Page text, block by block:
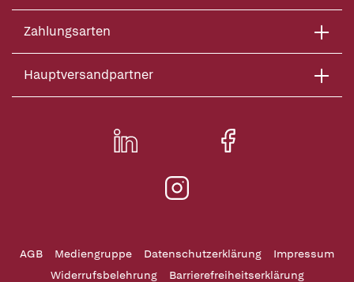
Zahlungsarten
Hauptversandpartner
AGB Mediengruppe Datenschutzerklärung
Impressum
Widerrufsbelehrung
Barrierefreiheitserklärung